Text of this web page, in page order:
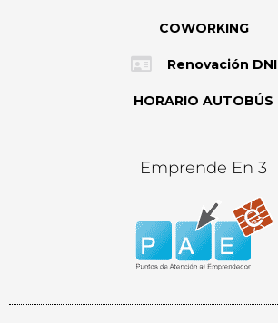
COWORKING
Renovación DNI
HORARIO AUTOBÚS
Emprende En 3